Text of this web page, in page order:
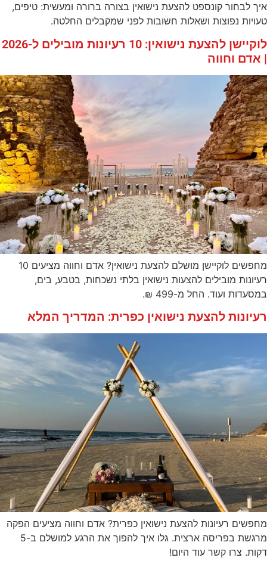
איך לבחור קונספט להצעת נישואין בצורה ברורה ומעשית: טיפים,
טעויות נפוצות ושאלות חשובות לפני שמקבלים החלטה.
לוקיישן להצעת נישואין: 10 רעיונות מובילים ל-2026
| אדם וחווה
מחפשים לוקיישן מושלם להצעת נישואין? אדם וחווה מציעים 10
רעיונות מובילים להצעות נישואין בלתי נשכחות, בטבע, בים,
במסעדות ועוד. החל מ-499 ₪.
רעיונות להצעת נישואין כפרית: המדריך המלא
מחפשים רעיונות להצעת נישואין כפרית? אדם וחווה מציעים הפקה
מרגשת בפריסה ארצית. גלו איך להפוך את הרגע למושלם ב-5
דקות. צרו קשר עוד היום!